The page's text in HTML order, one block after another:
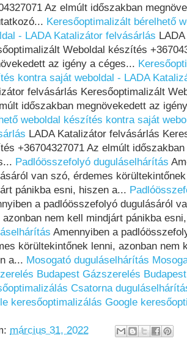
Az elmúlt időszakban
Keresőoptimalizált bérelhető
- LADA Katalizátor felvásárlás
Weboldal készítés
az igény a céges...
kontra saját weboldal - LADA
felvásárlás Keresőoptimalizált
időszakban megnövekedett az
weboldal készítés kontra saját
LADA Katalizátor felvásárlás
+36704327071 Az elmúlt
Padlóösszefolyó duguláselhárítás
van szó, érdemes
pánikba esni, hiszen a...
a padlóösszefolyó dugulásáról
azonban nem kell mindjárt pánikba
Amennyiben a
körültekintőnek lenni, azonban nem
a... Mosogató duguláselhárítás
Budapest Gázszerelés Budapest
Csatorna
keresőoptimalizálás Google
március 31, 2022